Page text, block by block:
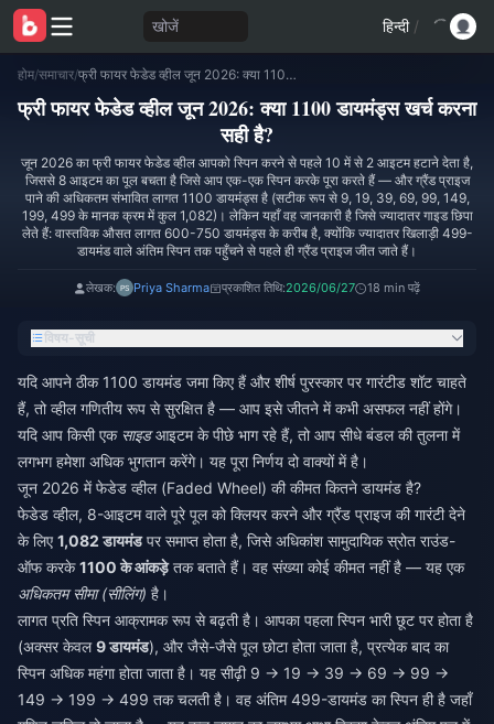
खोजें हिन्दी /
होम/समाचार/ फ्री फायर फेडेड व्हील जून 2026: क्या 1100 डायमंड्स खर्च करना सही है?
फ्री फायर फेडेड व्हील जून 2026: क्या 1100 डायमंड्स खर्च करना
सही है?
जून 2026 का फ्री फायर फेडेड व्हील आपको स्पिन करने से पहले 10 में से 2 आइटम हटाने देता है,
जिससे 8 आइटम का पूल बचता है जिसे आप एक-एक स्पिन करके पूरा करते हैं — और ग्रैंड प्राइज
पाने की अधिकतम संभावित लागत 1100 डायमंड्स है (सटीक रूप से 9, 19, 39, 69, 99, 149,
199, 499 के मानक क्रम में कुल 1,082)। लेकिन यहाँ वह जानकारी है जिसे ज्यादातर गाइड छिपा
लेते हैं: वास्तविक औसत लागत 600-750 डायमंड्स के करीब है, क्योंकि ज्यादातर खिलाड़ी 499-
डायमंड वाले अंतिम स्पिन तक पहुँचने से पहले ही ग्रैंड प्राइज जीत जाते हैं।
लेखक: Priya Sharma प्रकाशित तिथि:2026/06/27 18 min पढ़ें
विषय-सूची
यदि आपने ठीक 1100 डायमंड जमा किए हैं और शीर्ष पुरस्कार पर गारंटीड शॉट चाहते
हैं, तो व्हील गणितीय रूप से सुरक्षित है — आप इसे जीतने में कभी असफल नहीं होंगे।
यदि आप किसी एक साइडआइटम के पीछे भाग रहे हैं, तो आप सीधे बंडल की तुलना में
लगभग हमेशा अधिक भुगतान करेंगे। यह पूरा निर्णय दो वाक्यों में है।
जून 2026 में फेडेड व्हील (Faded Wheel) की कीमत कितने डायमंड है?
फेडेड व्हील, 8-आइटम वाले पूरे पूल को क्लियर करने और ग्रैंड प्राइज की गारंटी देने
के लिए1,082 डायमंडपर समाप्त होता है, जिसे अधिकांश सामुदायिक स्रोत राउंड-
ऑफ करके1100 के आंकड़ेतक बताते हैं। वह संख्या कोई कीमत नहीं है — यह एक
अधिकतम सीमा (सीलिंग) है।
लागत प्रति स्पिन आक्रामक रूप से बढ़ती है। आपका पहला स्पिन भारी छूट पर होता है
(अक्सर केवल9 डायमंड), और जैसे-जैसे पूल छोटा होता जाता है, प्रत्येक बाद का
स्पिन अधिक महंगा होता जाता है। यह सीढ़ी 9 → 19 → 39 → 69 → 99 →
149 → 199 → 499 तक चलती है। वह अंतिम 499-डायमंड का स्पिन ही है जहाँ